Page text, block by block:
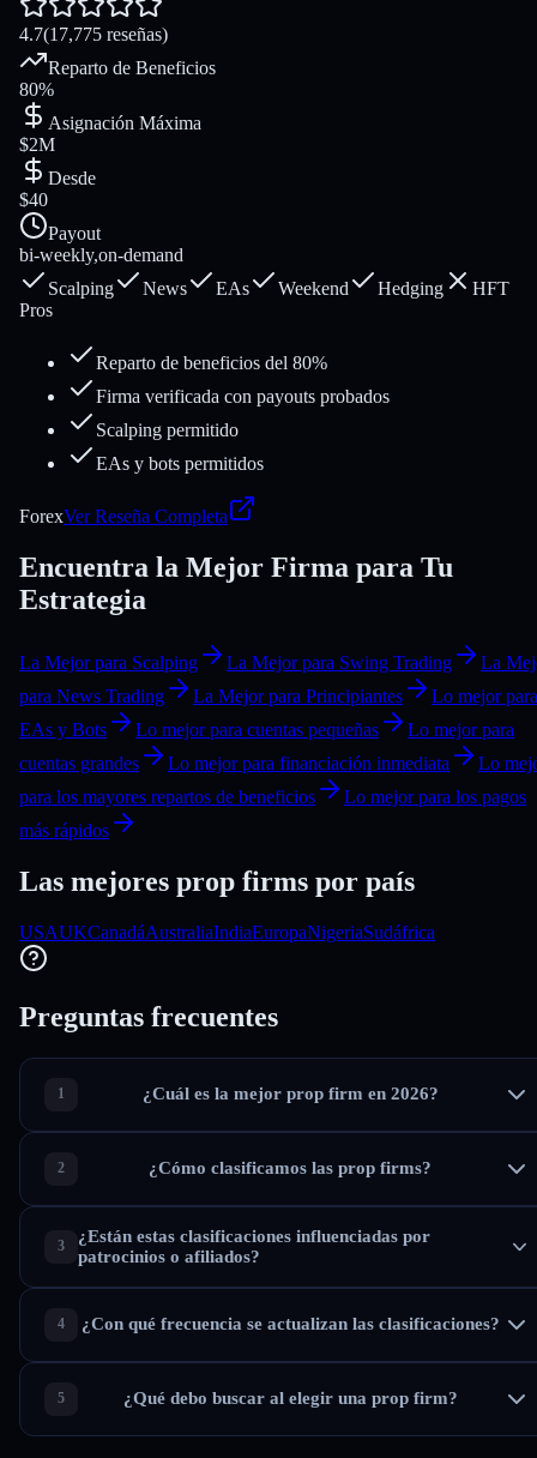
4.7(17,775 reseñas)
Reparto de Beneficios
80%
Asignación Máxima
$2M
Desde
$40
Payout
bi-weekly,on-demand
Scalping
News EAs Weekend Hedging
HFT
Pros
Reparto de beneficios del 80%
Firma verificada con payouts probados
Scalping permitido
EAs y bots permitidos
ForexVer Reseña Completa
Encuentra la Mejor Firma para Tu
Estrategia
La Mejor para Scalping La Mejor para Swing Trading
La
para News Trading
La Mejor para Principiantes
Lo mejor para
EAs y Bots
Lo mejor para cuentas pequeñas
Lo mejor para
cuentas grandes
Lo mejor para financiación inmediata
Lo
para los mayores repartos de beneficios
Lo mejor para los pagos
más rápidos
Las mejores prop firms por país
USAUKCanadáAustraliaIndiaEuropaNigeriaSudáfrica
Preguntas frecuentes
¿Cuál es la mejor prop firm en 2026?
¿Cómo clasificamos las prop firms?
¿Están estas clasificaciones influenciadas por
patrocinios o afiliados?
¿Con qué frecuencia se actualizan las clasificaciones?
¿Qué debo buscar al elegir una prop firm?